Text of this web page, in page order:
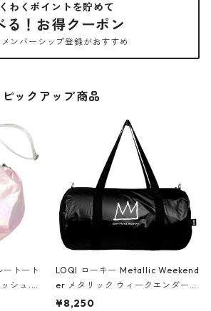
わくポイントを貯めて
る！お得クーポン
ンバーシップ登録がおすすめ
ピックアップ商品
トート
シュ.ル
グロスピ
LOQI ローキー Metallic Weekend
er メタリック ウィークエンダー
ボストンバッグ ショルダーバッグ
¥8,250